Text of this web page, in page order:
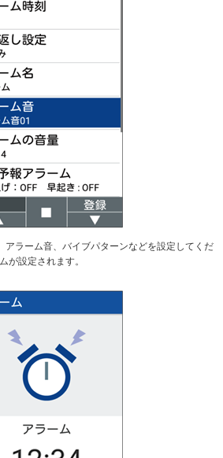
アラーム音、バイブパターンなどを設定してくだ
が設定されます。